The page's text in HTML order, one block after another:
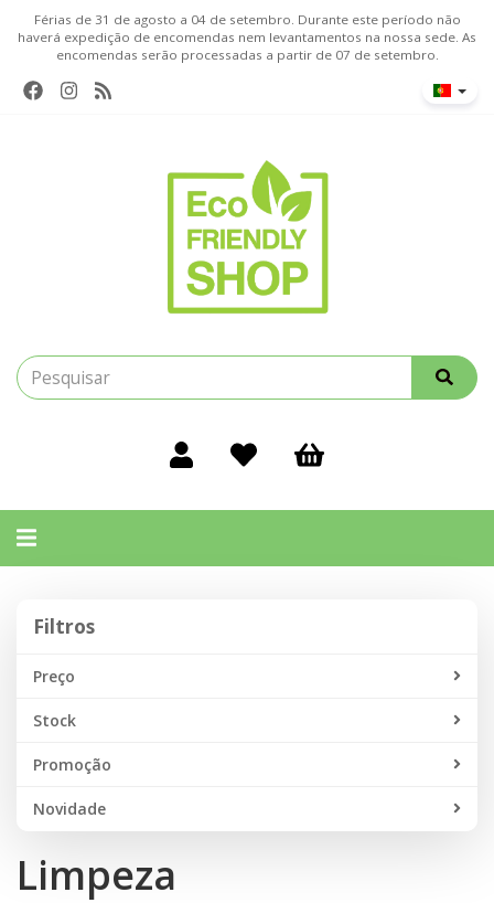
Férias de 31 de agosto a 04 de setembro. Durante este período não
haverá expedição de encomendas nem levantamentos na nossa sede. As
encomendas serão processadas a partir de 07 de setembro.
Alternar
Filtros
Preço
Stock
Promoção
Novidade
Limpeza